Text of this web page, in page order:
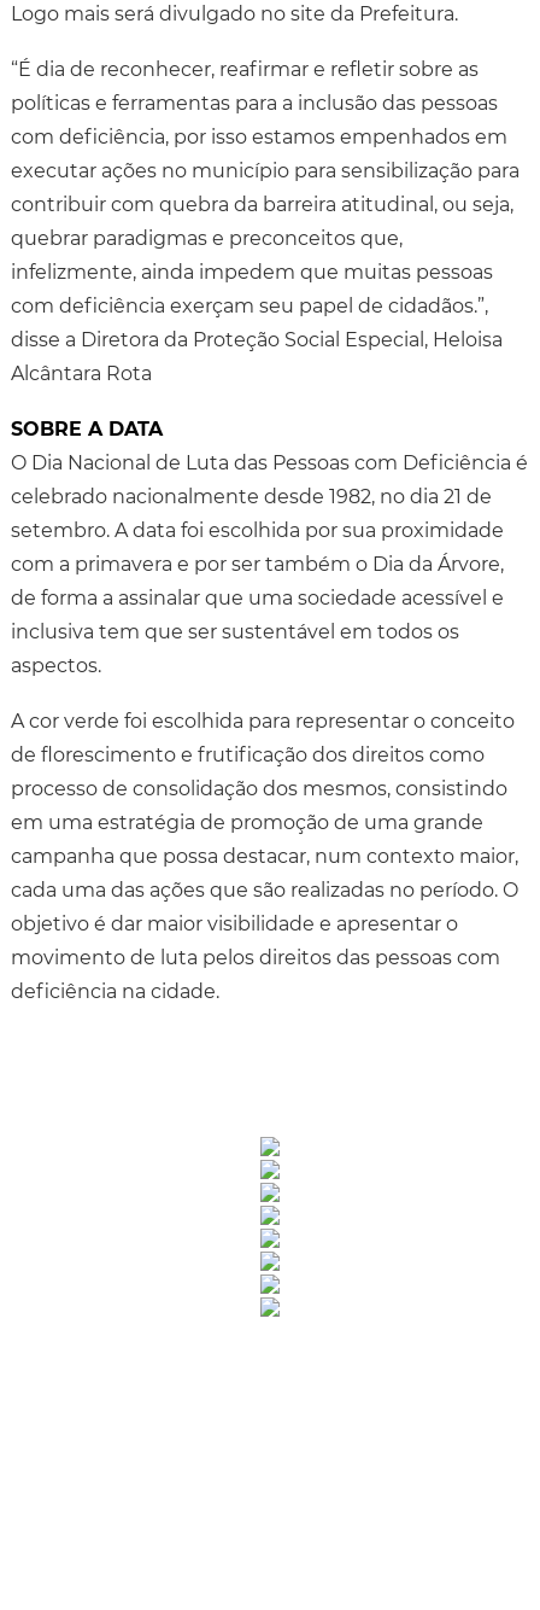
Logo mais será divulgado no site da Prefeitura.
“É dia de reconhecer, reafirmar e refletir sobre as
políticas e ferramentas para a inclusão das pessoas
com deficiência, por isso estamos empenhados em
executar ações no município para sensibilização para
contribuir com quebra da barreira atitudinal, ou seja,
quebrar paradigmas e preconceitos que,
infelizmente, ainda impedem que muitas pessoas
com deficiência exerçam seu papel de cidadãos.”,
disse a Diretora da Proteção Social Especial, Heloisa
Alcântara Rota
SOBRE A DATA
O Dia Nacional de Luta das Pessoas com Deficiência é
celebrado nacionalmente desde 1982, no dia 21 de
setembro. A data foi escolhida por sua proximidade
com a primavera e por ser também o Dia da Árvore,
de forma a assinalar que uma sociedade acessível e
inclusiva tem que ser sustentável em todos os
aspectos.
A cor verde foi escolhida para representar o conceito
de florescimento e frutificação dos direitos como
processo de consolidação dos mesmos, consistindo
em uma estratégia de promoção de uma grande
campanha que possa destacar, num contexto maior,
cada uma das ações que são realizadas no período. O
objetivo é dar maior visibilidade e apresentar o
movimento de luta pelos direitos das pessoas com
deficiência na cidade.